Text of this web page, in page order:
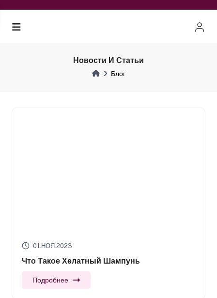
Новости И Статьи
Блог
01.НОЯ.2023
Что Такое Хелатный Шампунь
Подробнее